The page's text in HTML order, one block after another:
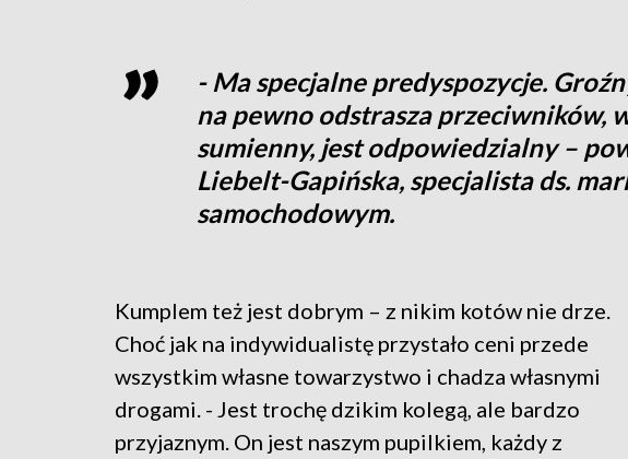
- Ma specjalne predyspozycje.
na pewno odstrasza przeciwników,
sumienny, jest odpowiedzialny –
Liebelt-Gapińska, specjalista ds.
samochodowym.
Kumplem też jest dobrym – z nikim kotów nie drze.
Choć jak na indywidualistę przystało ceni przede
wszystkim własne towarzystwo i chadza własnymi
drogami. - Jest trochę dzikim kolegą, ale bardzo
przyjaznym. On jest naszym pupilkiem, każdy z